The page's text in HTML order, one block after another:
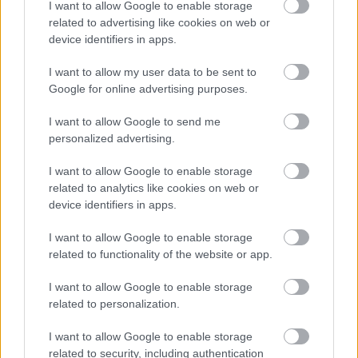
I want to allow Google to enable storage
related to advertising like cookies on web or
device identifiers in apps.
I want to allow my user data to be sent to
Google for online advertising purposes.
I want to allow Google to send me
personalized advertising.
I want to allow Google to enable storage
related to analytics like cookies on web or
device identifiers in apps.
I want to allow Google to enable storage
related to functionality of the website or app.
I want to allow Google to enable storage
related to personalization.
I want to allow Google to enable storage
related to security, including authentication
Krosno > Klasa A, gr. II - sytuacja w tabeli
Przed meczami 15. kolejki - Krosno > Klasa A, gr. II gospodarze (LKS
3. miejscu.
Poniżej znajdziesz także ostatnie mecze obu drużyn oraz statystyki
LKS Lubatówka vs. LKS Haczów - relacja, wynik na żywo,
transmisja
Wynik meczu LKS Lubatówka - LKS Haczów znajdziesz na naszej stronie
zaraz po jego zakończeniu. Jeżeli szukasz informacji meczowych, zajrzyj
LKS Lubatówka vs. LKS Haczów - wynik, składy, strzelcy
Jeżeli w internecie lub TV dostępna jest
albo innych spotkań Krosno > Klasa A,
gr. II na pewno znajdziesz takie informacje na naszym portalu. Możliwe
jednak, że nigdzie nie pojawi się stream online z tego pojedynku. Śledź
Asseco Resovia| Developres Rzeszów |ITA TOOLS Stal Mielec
Cellfast Wilki Krosno| Texom Stal Rzeszów|Stal Mielec